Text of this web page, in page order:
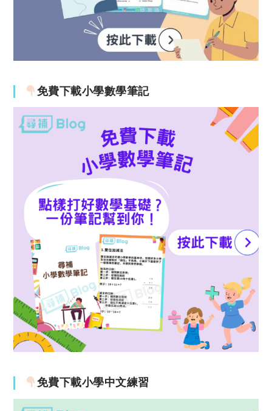
免費下載小學數學筆記
免費下載小學中文練習